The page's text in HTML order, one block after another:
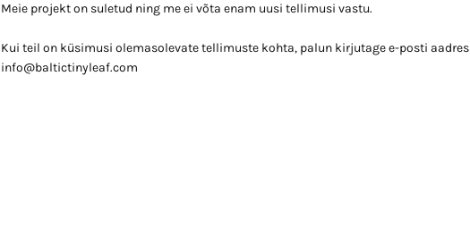
Meie projekt on suletud ning me ei võta enam uusi tellimusi vastu.
Kui teil on küsimusi olemasolevate tellimuste kohta, palun kirjutage e-posti
info@baltictinyleaf.com